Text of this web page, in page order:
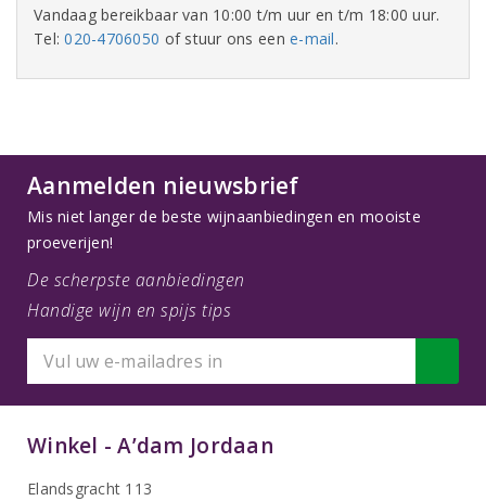
Vandaag bereikbaar van 10:00 t/m uur en t/m 18:00 uur.
Tel:020-4706050 of stuur ons eene-mail.
Aanmelden nieuwsbrief
Mis niet langer de beste wijnaanbiedingen en mooiste
proeverijen!
De scherpste aanbiedingen
Handige wijn en spijs tips
Winkel - A’dam Jordaan
Elandsgracht 113